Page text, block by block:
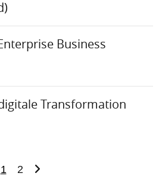
Business
Transformation
1 2